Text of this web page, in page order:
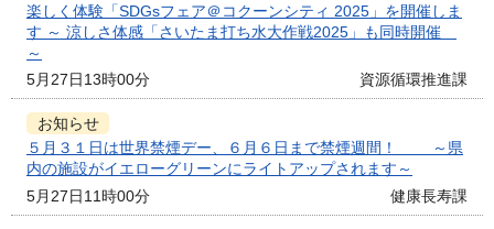
楽しく体験「SDGsフェア＠コクーンシティ 2025」を開催しま
す ～ 涼しさ体感「さいたま打ち水大作戦2025」も同時開催
～
5月27日13時00分
資源循環推進課
お知らせ
５月３１日は世界禁煙デー、６月６日まで禁煙週間！ ～県
内の施設がイエローグリーンにライトアップされます～
5月27日11時00分
健康長寿課